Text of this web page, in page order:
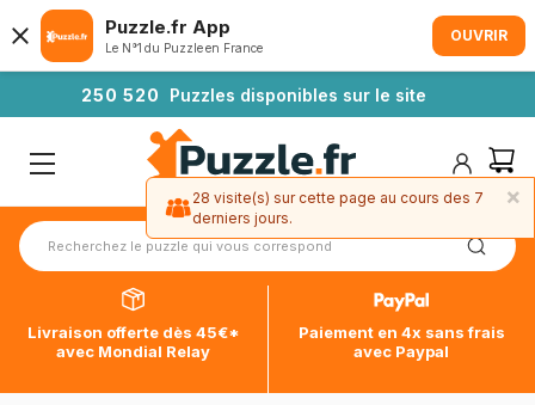
250 520 Puzzles disponibles sur le site
Livraison offerte dès 45€*
avec Mondial Relay
Paiement en 4x sans frais
avec Paypal
Puzzle.fr App
Le N°1 du Puzzle en France
OUVRIR
×
28 visite(s) sur cette page au cours des 7
derniers jours.